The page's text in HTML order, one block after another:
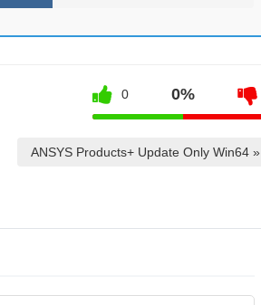
0 0%
ANSYS Products+ Update Only Win64 »